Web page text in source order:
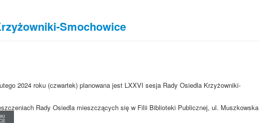
Smochowice
2024 roku (czwartek) planowana jest LXXVI sesja Rady Osiedla Krzyżowniki-
Rady Osiedla mieszczących się w Filii Biblioteki Publicznej, ul. Muszkowska